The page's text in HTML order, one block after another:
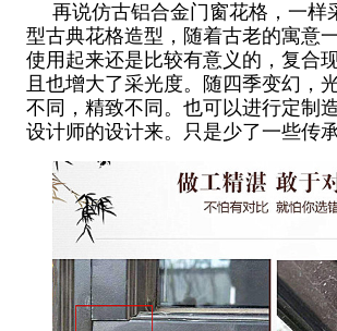
再说仿古铝合金门窗花格，一样
型古典花格造型，随着古老的寓意
使用起来还是比较有意义的，复合
且也增大了采光度。随四季变幻，
不同，精致不同。也可以进行定制
设计师的设计来。只是少了一些传